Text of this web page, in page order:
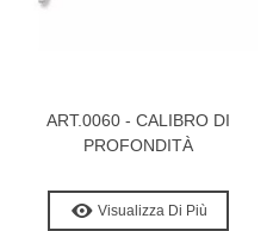
ART.0060 - CALIBRO DI
PROFONDITÀ
Visualizza Di Più